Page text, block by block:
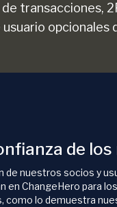
transacciones,
opcionales
de
de nuestros socios y
en ChangeHero para
como lo demuestra